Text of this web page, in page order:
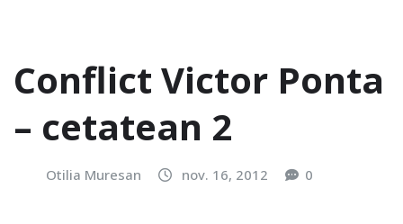
Conflict Victor Ponta
– cetatean 2
Otilia Muresan nov. 16, 2012 0